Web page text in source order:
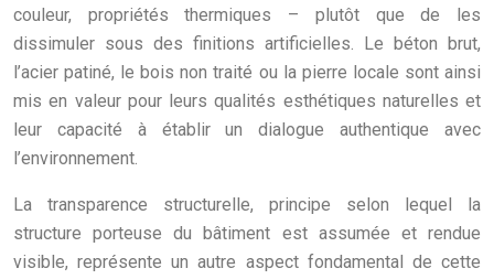
couleur, propriétés thermiques – plutôt que de les
dissimuler sous des finitions artificielles. Le béton brut,
l’acier patiné, le bois non traité ou la pierre locale sont ainsi
mis en valeur pour leurs qualités esthétiques naturelles et
leur capacité à établir un dialogue authentique avec
l’environnement.
La transparence structurelle, principe selon lequel la
structure porteuse du bâtiment est assumée et rendue
visible, représente un autre aspect fondamental de cette